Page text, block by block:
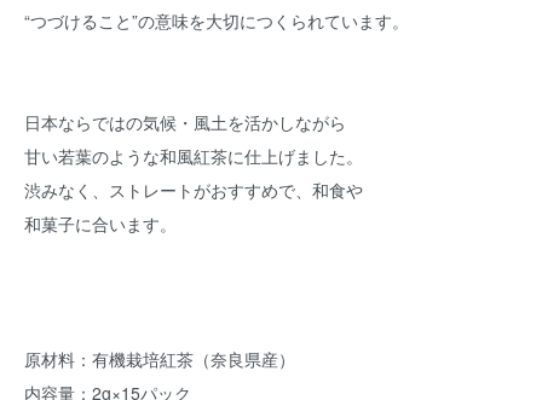
“つづけること”の意味を大切につくられています。
日本ならではの気候・風土を活かしながら
甘い若葉のような和風紅茶に仕上げました。
渋みなく、ストレートがおすすめで、和食や
和菓子に合います。
原材料：有機栽培紅茶（奈良県産）
内容量：2g×15パック